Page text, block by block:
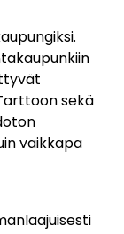
sekä
vaikkapa